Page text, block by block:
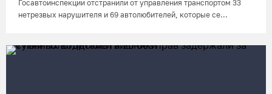
Госавтоинспекции отстранили от управления транспортом 33
нетрезвых нарушителя и 69 автолюбителей, которые се...